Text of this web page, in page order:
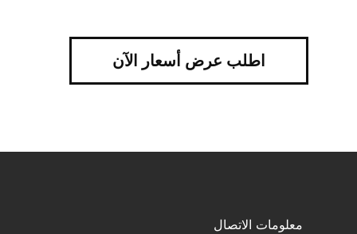
اطلب عرض أسعار الآن
معلومات الاتصال